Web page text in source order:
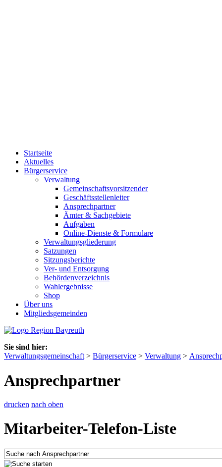
Startseite
Aktuelles
Bürgerservice
Verwaltung
Gemeinschaftsvorsitzender
Geschäftsstellenleiter
Ansprechpartner
Ämter & Sachgebiete
Aufgaben
Online-Dienste & Formulare
Verwaltungsgliederung
Satzungen
Sitzungsberichte
Ver- und Entsorgung
Behördenverzeichnis
Wahlergebnisse
Shop
Über uns
Mitgliedsgemeinden
Sie sind hier:
Verwaltungsgemeinschaft > Bürgerservice > Verwaltung >
Ansprechpartner
drucken nach oben
Mitarbeiter-Telefon-Liste